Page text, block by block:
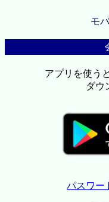
モ
アプリを使う
ダウ
パスワー